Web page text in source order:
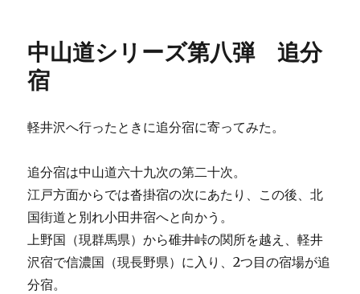
中山道シリーズ第八弾 追分
宿
軽井沢へ行ったときに追分宿に寄ってみた。
追分宿は中山道六十九次の第二十次。
江戸方面からでは沓掛宿の次にあたり、この後、北
国街道と別れ小田井宿へと向かう。
上野国（現群馬県）から碓井峠の関所を越え、軽井
沢宿で信濃国（現長野県）に入り、2つ目の宿場が追
分宿。